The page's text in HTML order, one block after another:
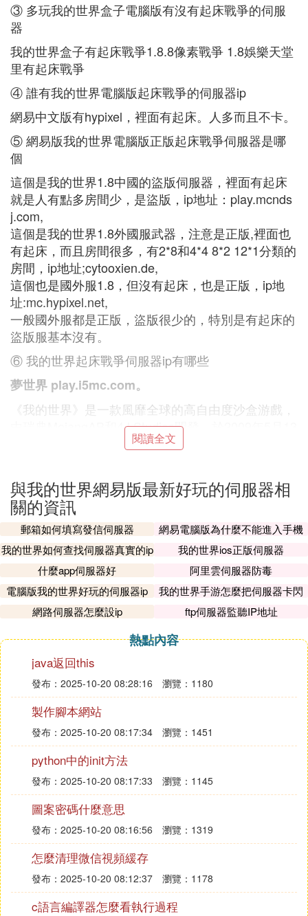
③ 多玩我的世界盒子電腦版有沒有起床戰爭的伺服
器
我的世界盒子有起床戰爭1.8.8像素戰爭 1.8娛樂天堂
里有起床戰爭
④ 誰有我的世界電腦版起床戰爭的伺服器ip
網易中文版有hypixel，裡面有起床。人多而且不卡。
⑤ 網易版我的世界電腦版正版起床戰爭伺服器是哪
個
這個是我的世界1.8中國的盜版伺服器，裡面有起床
就是人有點多房間少，是盜版，ip地址：play.mcnds
j.com,
這個是我的世界1.8外國服武器，注意是正版,裡面也
有起床，而且房間很多，有2*8和4*4 8*2 12*1分類的
房間，ip地址;cytooxien.de,
這個也是國外服1.8，但沒有起床，也是正版，ip地
址:mc.hypixel.net,
一般國外服都是正版，盜版很少的，特別是有起床的
盜版服基本沒有。
⑥ 我的世界起床戰爭伺服器ip有哪些
夢世界 play.i5mc.com。
《我的世界》是一款風靡全球的高自由度沙盒游戲，
由瑞典MojangAB和4J Studios開發，於2009年5月13
日發行。2014年11月6日，該游戲被微軟收購。2016
該游戲以每一個玩家在三維空間中自由地創造和破壞
不同種類的方塊為主題。玩家在游戲中可以在單人或
多人模式中通過摧毀或創造方塊以創造精妙絕倫的建
築物和藝術，或者收集物品探索地圖以完成游戲的主
線。
無限地圖：
（0.9.0以上版本）分為無限超平坦地圖（草方塊超平
坦）及隨機無限地圖，超平坦地圖只能設置為創造模
式，地圖只有4層方塊，更加適合高層建築的建造
（當然也要小心挖破基岩掉入虛空）。
隨機地圖可以輸入種子以生成不同地圖預設村莊，地
牢，礦洞等，這種地圖有多種生態類型，包括海洋，
沙漠，叢林，熱帶森林，粘土山等。
我的世界手機版以2D變為3D,由0.9.0以前版本的小地
圖變成了無限地圖，由0.1.1的簡單幾種方塊變成了多
種方塊，我的世界手機版每一次的更新。
⑦ 我的世界電腦版的小游戲伺服器，比如有戰橋
啊，速建，躲貓貓，起床戰爭什麼的（就是像我的世
界天騏玩的那
我的世界1.8~1.8.9彩虹異世界生存伺服器
2018年1月23日我的世界伺服器0
【伺服器投稿】 【伺服器主機租用】 ———— 伺服
閱讀全文
與我的世界網易版最新好玩的伺服器相
關的資訊
郵箱如何填寫發信伺服器
網易電腦版為什麼不能進入手機
伺服器
我的世界如何查找伺服器真實的ip
我的世界ios正版伺服器
什麼app伺服器好
阿里雲伺服器防毒
電腦版我的世界好玩的伺服器ip
我的世界手游怎麼把伺服器卡閃
退
網路伺服器怎麼設ip ftp伺服器監聽IP地址
熱點內容
java返回this
發布：2025-10-20 08:28:16 瀏覽：1180
製作腳本網站
發布：2025-10-20 08:17:34 瀏覽：1451
python中的init方法
發布：2025-10-20 08:17:33 瀏覽：1145
圖案密碼什麼意思
發布：2025-10-20 08:16:56 瀏覽：1319
怎麼清理微信視頻緩存
發布：2025-10-20 08:12:37 瀏覽：1178
c語言編譯器怎麼看執行過程